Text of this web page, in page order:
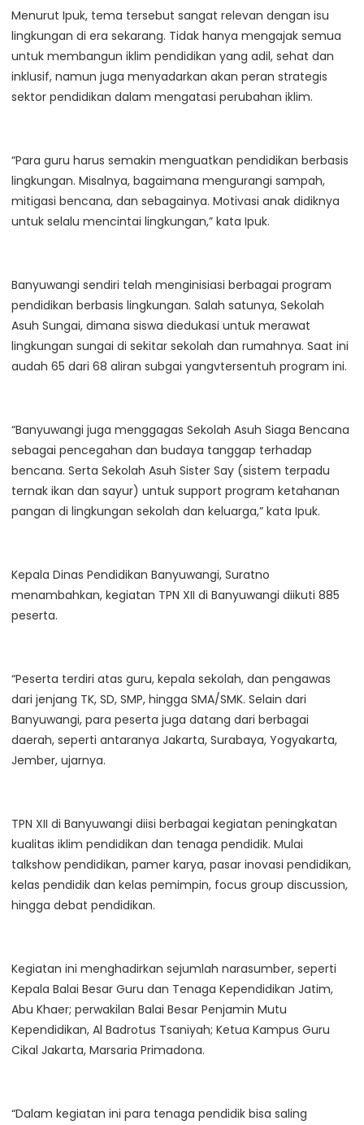
Menurut Ipuk, tema tersebut sangat relevan dengan isu
lingkungan di era sekarang. Tidak hanya mengajak semua
untuk membangun iklim pendidikan yang adil, sehat dan
inklusif, namun juga menyadarkan akan peran strategis
sektor pendidikan dalam mengatasi perubahan iklim.
“Para guru harus semakin menguatkan pendidikan berbasis
lingkungan. Misalnya, bagaimana mengurangi sampah,
mitigasi bencana, dan sebagainya. Motivasi anak didiknya
untuk selalu mencintai lingkungan,” kata Ipuk.
Banyuwangi sendiri telah menginisiasi berbagai program
pendidikan berbasis lingkungan. Salah satunya, Sekolah
Asuh Sungai, dimana siswa diedukasi untuk merawat
lingkungan sungai di sekitar sekolah dan rumahnya. Saat ini
audah 65 dari 68 aliran subgai yangvtersentuh program ini.
“Banyuwangi juga menggagas Sekolah Asuh Siaga Bencana
sebagai pencegahan dan budaya tanggap terhadap
bencana. Serta Sekolah Asuh Sister Say (sistem terpadu
ternak ikan dan sayur) untuk support program ketahanan
pangan di lingkungan sekolah dan keluarga,” kata Ipuk.
Kepala Dinas Pendidikan Banyuwangi, Suratno
menambahkan, kegiatan TPN XII di Banyuwangi diikuti 885
peserta.
“Peserta terdiri atas guru, kepala sekolah, dan pengawas
dari jenjang TK, SD, SMP, hingga SMA/SMK. Selain dari
Banyuwangi, para peserta juga datang dari berbagai
daerah, seperti antaranya Jakarta, Surabaya, Yogyakarta,
Jember, ujarnya.
TPN XII di Banyuwangi diisi berbagai kegiatan peningkatan
kualitas iklim pendidikan dan tenaga pendidik. Mulai
talkshow pendidikan, pamer karya, pasar inovasi pendidikan,
kelas pendidik dan kelas pemimpin, focus group discussion,
hingga debat pendidikan.
Kegiatan ini menghadirkan sejumlah narasumber, seperti
Kepala Balai Besar Guru dan Tenaga Kependidikan Jatim,
Abu Khaer; perwakilan Balai Besar Penjamin Mutu
Kependidikan, Al Badrotus Tsaniyah; Ketua Kampus Guru
Cikal Jakarta, Marsaria Primadona.
“Dalam kegiatan ini para tenaga pendidik bisa saling